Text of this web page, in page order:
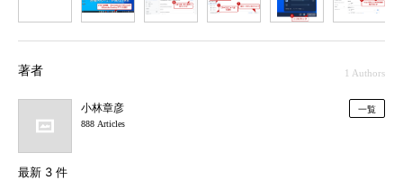
著者 1 Authors
小林章彦
888 Articles
一覧
最新 3 件